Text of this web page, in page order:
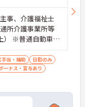
事、介護福祉士
所介護事業所等
） ※普通自動車免
手当・補助
日勤のみ
ーナス・賞与あり